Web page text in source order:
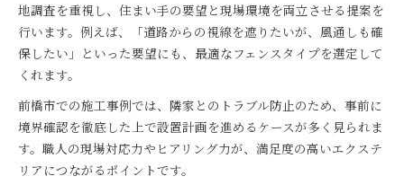
地調査を重視し、住まい手の要望と現場環境を両立させる提案を
行います。例えば、「道路からの視線を遮りたいが、風通しも確
保したい」といった要望にも、最適なフェンスタイプを選定して
くれます。
前橋市での施工事例では、隣家とのトラブル防止のため、事前に
境界確認を徹底した上で設置計画を進めるケースが多く見られま
す。職人の現場対応力やヒアリング力が、満足度の高いエクステ
リアにつながるポイントです。